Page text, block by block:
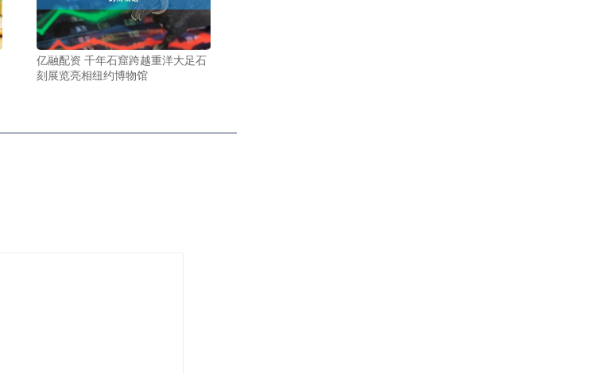
亿融配资 千年石窟跨越重洋大足石
刻展览亮相纽约博物馆